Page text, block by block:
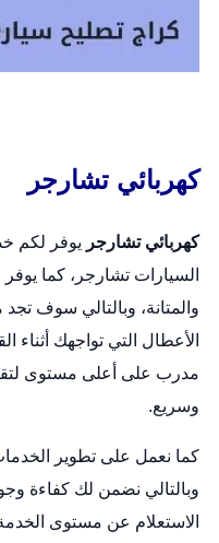
كهربائي تشارجر
كهربائي تشارجر يوفر لكم
السيارات تشارجر، كما
والمتانة، وبالتالي سوف
الأعطال التي تواجهك
مدرب على أعلى مستوى
وسريع.
كما نعمل على تطوير
وبالتالي نضمن لك كفاءة
الاستعلام عن مستوى